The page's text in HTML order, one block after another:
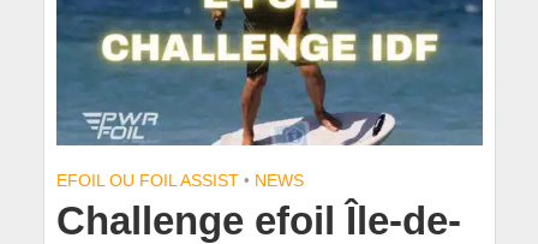
EFOIL OU FOIL ASSIST • NEWS
Challenge efoil Île-de-